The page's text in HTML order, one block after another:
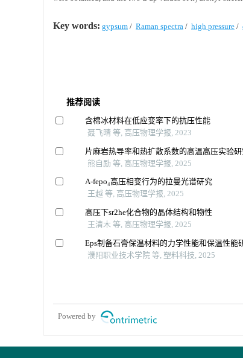
Key words: gypsum / Raman spectra / high pressure /
推荐阅读
含棉冰材料在低应变率下的抗压性能
聂飞晴 等, 高压物理学报, 2023
片麻岩热导率和热扩散系数的高温高压实验研
熊自励 等, 高压物理学报, 2025
Α-fepo₄高压相变行为的拉曼光谱研究
王越 等, 高压物理学报, 2025
高压下sr2he化合物的晶体结构和物性
王清木 等, 高压物理学报, 2025
Eps制备石膏保温材料的力学性能和保温性能
濮阳职业技术学院 等, 塑料科技, 2025
Powered by